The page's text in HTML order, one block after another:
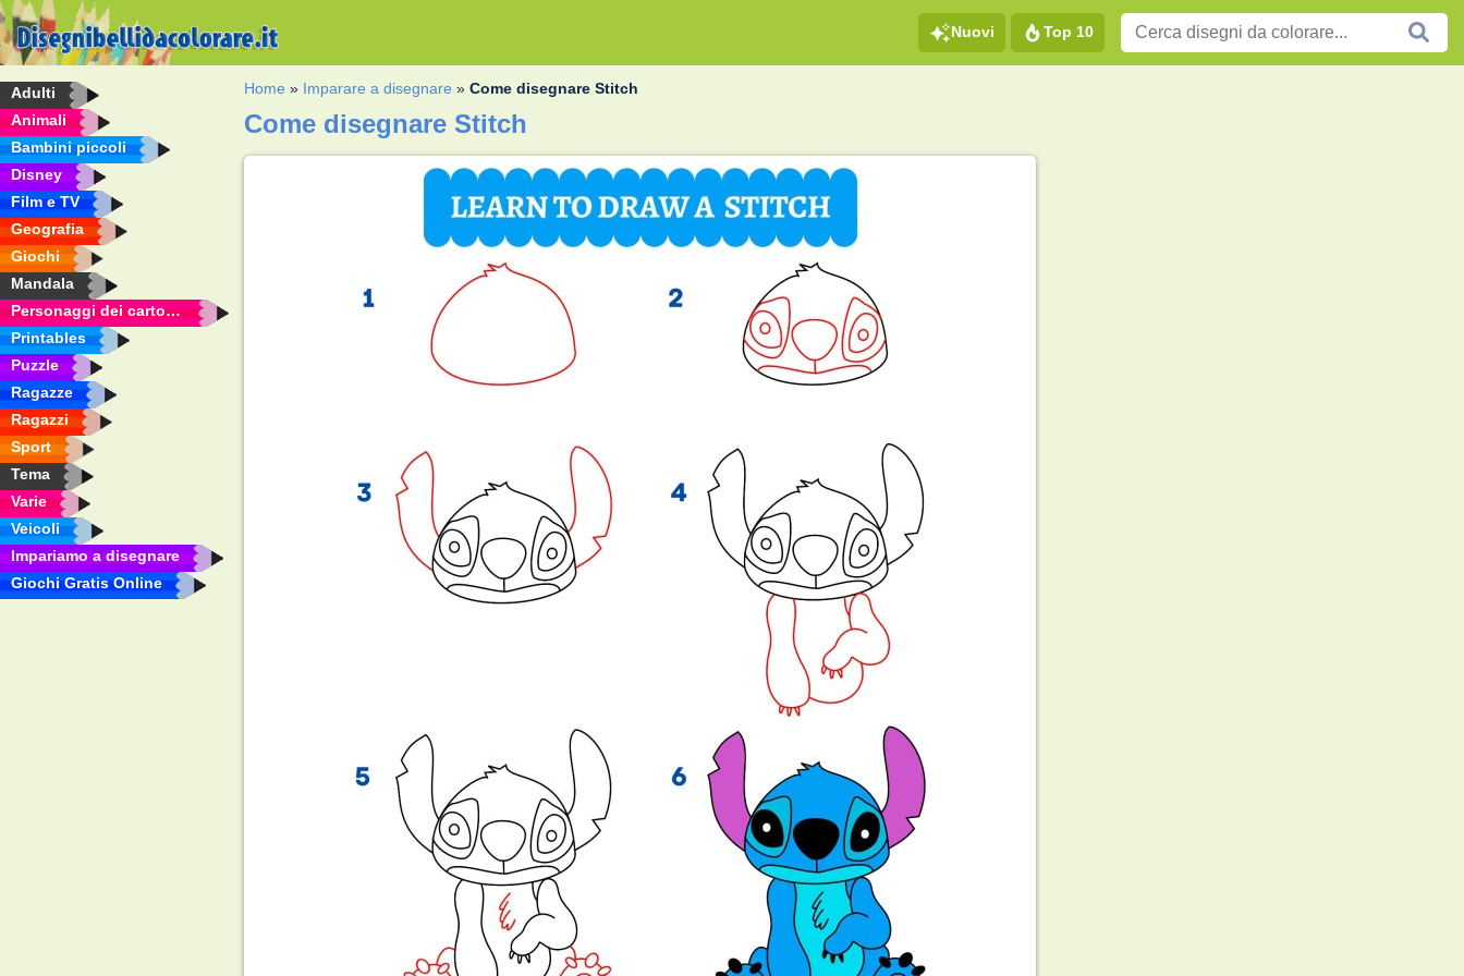
Nuovi Top 10
Adulti
Animali
Bambini piccoli
Disney
Film e TV
Geografia
Giochi
Mandala
Personaggi dei cartoni animati
Printables
Puzzle
Ragazze
Ragazzi
Sport
Tema
Varie
Veicoli
Impariamo a disegnare
Giochi Gratis Online
Home » Imparare a disegnare »Come disegnare Stitch
Come disegnare Stitch